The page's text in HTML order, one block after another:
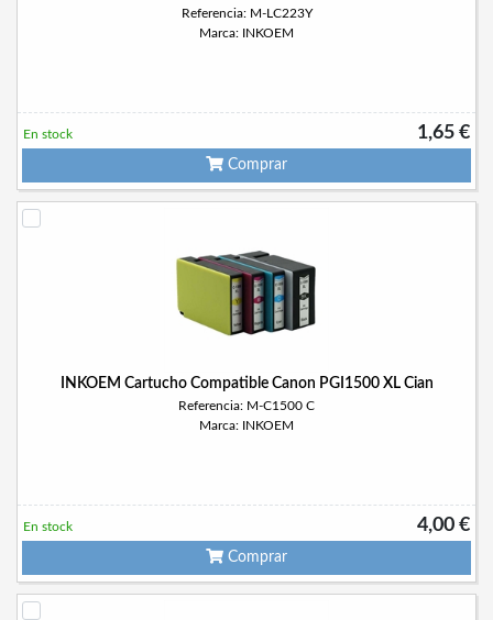
Referencia: M-LC223Y
Marca: INKOEM
1,65 €
En stock
Comprar
INKOEM Cartucho Compatible Canon PGI1500 XL Cian
Referencia: M-C1500 C
Marca: INKOEM
4,00 €
En stock
Comprar